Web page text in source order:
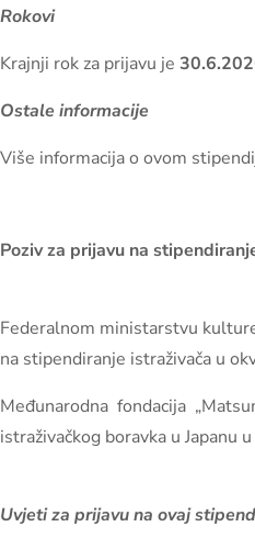
Rokovi
Krajnji rok za prijavu je
Ostale informacije
Više informacija o ovom
Poziv za prijavu na
Federalnom ministarstvu
na stipendiranje istraživača u
Međunarodna fondacija
istraživačkog boravka u Japanu
Uvjeti za prijavu na ovaj